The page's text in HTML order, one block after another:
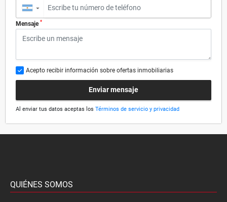
▼
Mensaje *
Acepto recibir información sobre ofertas inmobiliarias
Enviar mensaje
Al enviar tus datos aceptas los Términos de servicio y privacidad
QUIÉNES SOMOS